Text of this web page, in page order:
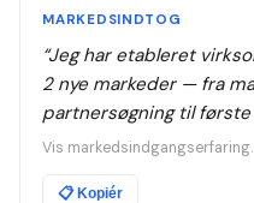
MARKEDSINDTOG
“Jeg har etableret
2 nye markeder — fra
partnersøgning til
Vis markedsindgangserfaring.
📋Kopiér